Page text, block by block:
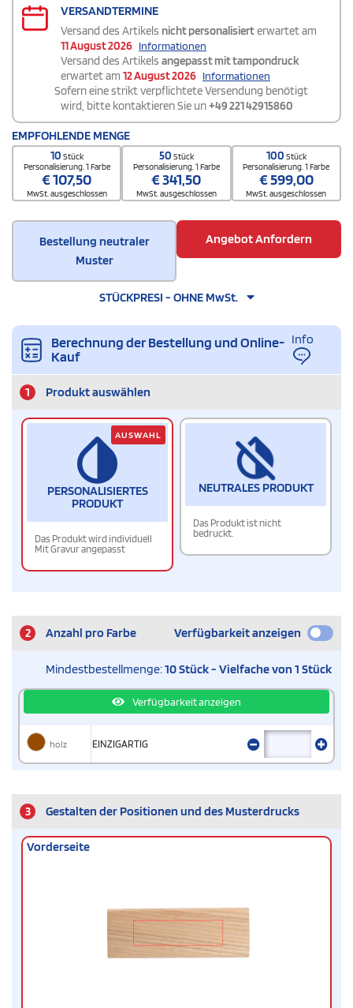
VERSANDTERMINE
Versand des Artikels nicht personalisierterwartet am
11 August 2026 Informationen
Versand des Artikels angepasst mit tampondruck
erwartet am 12 August 2026 Informationen
Sofern eine strikt verpflichtete Versendung benötigt
wird, bitte kontaktieren Sie un+49 221 42915860
EMPFOHLENDE MENGE
10 Stück
Personalisierung. 1 Farbe
€107,50
MwSt. ausgeschlossen
50 Stück
Personalisierung. 1 Farbe
€341,50
MwSt. ausgeschlossen
100 Stück
Personalisierung. 1 Farbe
€599,00
MwSt. ausgeschlossen
Bestellung neutraler
Muster
Angebot Anfordern
STÜCKPRESI - OHNE MwSt.
Berechnung der Bestellung und Online-
Kauf
Info
1 Produkt auswählen
PERSONALISIERTES
PRODUKT
Das Produkt wird individuell
Mit Gravur angepasst
AUSWAHL
NEUTRALES PRODUKT
Das Produkt ist nicht
bedruckt.
2 Anzahl pro Farbe Verfügbarkeit anzeigen
Mindestbestellmenge:10 Stück - Vielfache von 1 Stück
Verfügbarkeit anzeigen
holz EINZIGARTIG
3 Gestalten der Positionen und des Musterdrucks
Vorderseite